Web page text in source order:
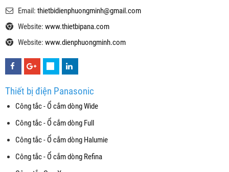
Email: thietbidienphuongminh@gmail.com
Website: www.thietbipana.com
Website: www.dienphuongminh.com
Thiết bị điện Panasonic
Công tắc - Ổ cắm dòng Wide
Công tắc - Ổ cắm dòng Full
Công tắc - Ổ cắm dòng Halumie
Công tắc - Ổ cắm dòng Refina